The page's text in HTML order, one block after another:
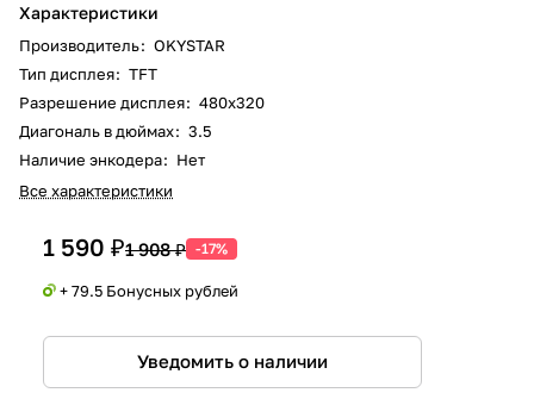
Характеристики
Производитель: OKYSTAR
Тип дисплея: TFT
Разрешение дисплея: 480x320
Диагональ в дюймах: 3.5
Наличие энкодера: Нет
Все характеристики
1 590 ₽1 908 ₽ -17%
+ 79.5 Бонусных рублей
Уведомить о наличии